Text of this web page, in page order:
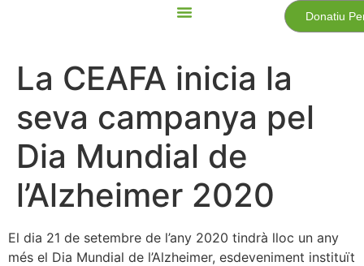
Donatiu
La CEAFA inicia la
seva campanya pel
Dia Mundial de
l’Alzheimer 2020
El dia 21 de setembre de l’any 2020 tindrà lloc un any
més el Dia Mundial de l’Alzheimer, esdeveniment instituït